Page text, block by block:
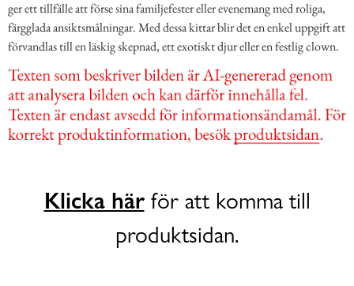
ger ett tillfälle att förse sina familjefester eller evenemang med roliga,
färgglada ansiktsmålningar. Med dessa kittar blir det en enkel uppgift att
förvandlas till en läskig skepnad, ett exotiskt djur eller en festlig clown.
Klicka härför att komma till
produktsidan.